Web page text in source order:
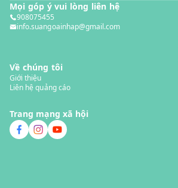
Mọi góp ý vui lòng liên hệ
908075455
info.suangoainhap@gmail.com
Về chúng tôi
Giới thiệu
Liên hệ quảng cáo
Trang mạng xã hội